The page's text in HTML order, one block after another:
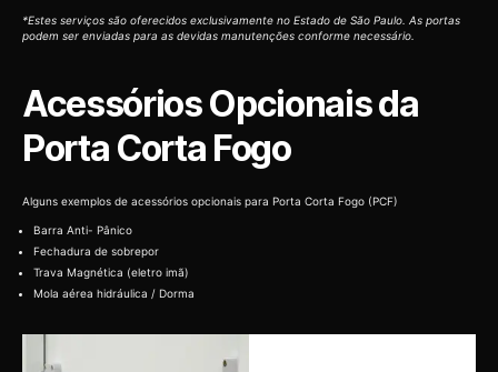
*Estes serviços são oferecidos exclusivamente no Estado de São Paulo. As portas
podem ser enviadas para as devidas manutenções conforme necessário.
Acessórios Opcionais da
Porta Corta Fogo
Alguns exemplos de acessórios opcionais para Porta Corta Fogo (PCF)
Barra Anti- Pânico
Fechadura de sobrepor
Trava Magnética (eletro imã)
Mola aérea hidráulica / Dorma